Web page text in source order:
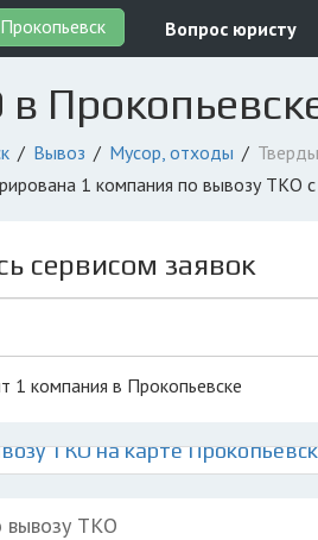
Прокопьевск Вопрос юристу
Вывоз Мусор, отходы
1 компания по вывозу
сервисом заявок
1 компания в Прокопьевске
ТКО на карте
вывозу ТКО